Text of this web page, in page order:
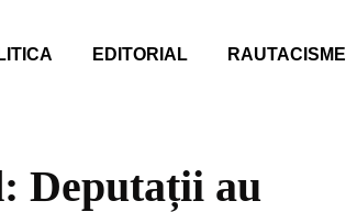
EDITORIAL RAUTACISME
Deputații au